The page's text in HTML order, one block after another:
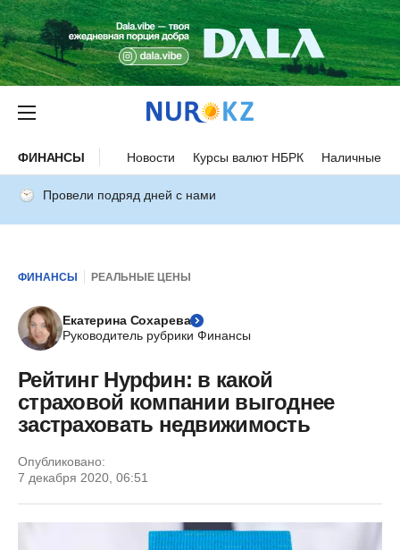
ФИНАНСЫ Новости Курсы валют НБРК Наличные
Провели подряд дней с нами
ФИНАНСЫ РЕАЛЬНЫЕ ЦЕНЫ
Екатерина Сохарева
Руководитель рубрики Финансы
Рейтинг Нурфин: в какой
страховой компании выгоднее
застраховать недвижимость
Опубликовано:
7 декабря 2020, 06:51